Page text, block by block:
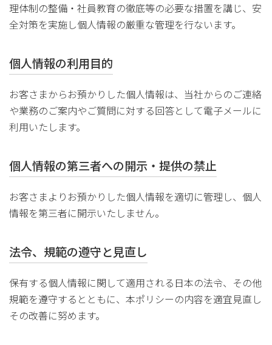
理体制の整備・社員教育の徹底等の必要な措置を講じ、安
全対策を実施し個人情報の厳重な管理を行ないます。
個人情報の利用目的
お客さまからお預かりした個人情報は、当社からのご連絡
や業務のご案内やご質問に対する回答として電子メールに
利用いたします。
個人情報の第三者への開示・提供の禁止
お客さまよりお預かりした個人情報を適切に管理し、個人
情報を第三者に開示いたしません。
法令、規範の遵守と見直し
保有する個人情報に関して適用される日本の法令、その他
規範を遵守するとともに、本ポリシーの内容を適宜見直し
その改善に努めます。